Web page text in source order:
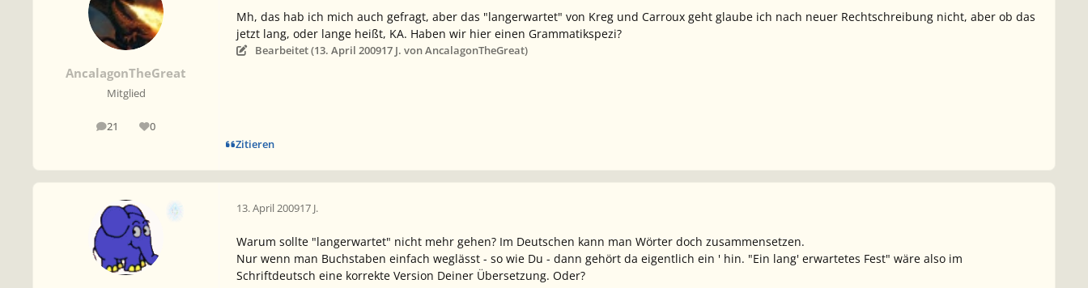
AncalagonTheGreat
Mitglied
21
Beiträge 0
Reputation
Mh, das hab ich mich auch gefragt, aber das "langerwartet" von Kreg und Carroux geht glaube ich nach neuer Rechtschreibung nicht, aber ob das
jetzt lang, oder lange heißt, KA. Haben wir hier einen Grammatikspezi?
Bearbeitet (13. April 200917 J. von AncalagonTheGreat)
Zitieren
13. April 200917 J.
Warum sollte "langerwartet" nicht mehr gehen? Im Deutschen kann man Wörter doch zusammensetzen.
Nur wenn man Buchstaben einfach weglässt - so wie Du - dann gehört da eigentlich ein ' hin. "Ein lang' erwartetes Fest" wäre also im
Schriftdeutsch eine korrekte Version Deiner Übersetzung. Oder?